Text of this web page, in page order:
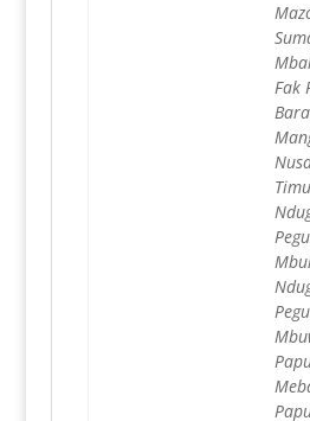
Fak